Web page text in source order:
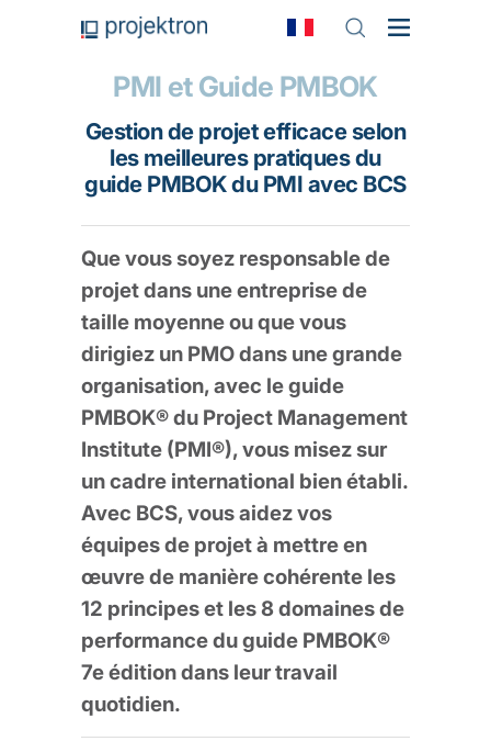
PMI et Guide PMBOK
Gestion de projet efficace selon
les meilleures pratiques du
guide PMBOK du PMI avec BCS
Que vous soyez responsable de
projet dans une entreprise de
taille moyenne ou que vous
dirigiez un PMO dans une grande
organisation, avec le guide
PMBOK® du Project Management
Institute (PMI®), vous misez sur
un cadre international bien établi.
Avec BCS, vous aidez vos
équipes de projet à mettre en
œuvre de manière cohérente les
12 principes et les 8 domaines de
performance duguide PMBOK®
7e éditiondans leur travail
quotidien.